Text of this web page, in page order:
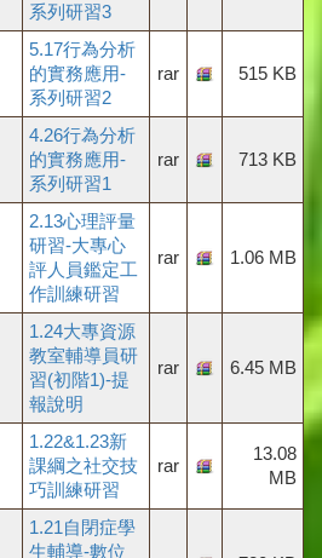
系列研習3
5.17行為分析
的實務應用-
系列研習2
rar 515 KB
4.26行為分析
的實務應用-
系列研習1
rar 713 KB
2.13心理評量
研習-大專心
評人員鑑定工
作訓練研習
rar 1.06 MB
1.24大專資源
教室輔導員研
習(初階1)-提
報說明
rar 6.45 MB
1.22&1.23新
課綱之社交技
巧訓練研習
rar
13.08
MB
1.21自閉症學
生輔導-數位